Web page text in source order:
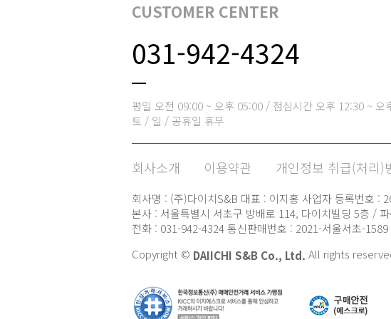
CUSTOMER CENTER
031-942-4324
평일 오전 09:00 ~ 오후 05:00 / 점심시간 오후 12:30 ~ 오
토 / 일 / 공휴일 휴무
회사소개 이용약관 개인정보 취급(처리)
회사명 : (주)다이치S&B 대표 : 이지홍 사업자 등록번호 :
본사 : 서울특별시 서초구 방배로 114, 다이치빌딩 5층 /
전화 : 031-942-4324 통신판매번호 : 2021-서울서초-1589
Copyright © DAIICHI S&B Co., Ltd. All rights